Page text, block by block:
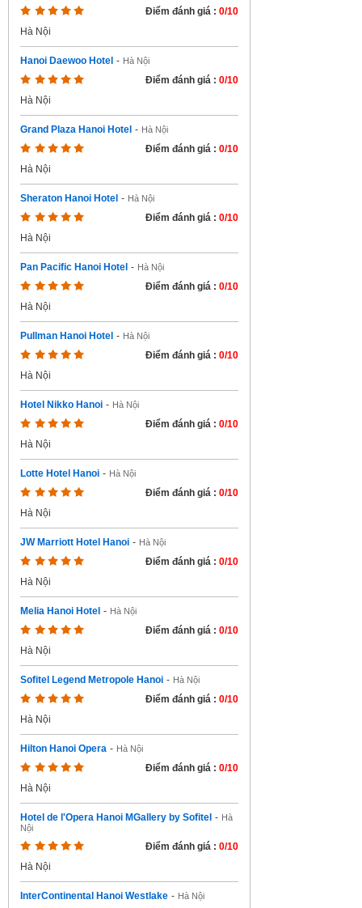
Điểm đánh giá : 0/10
Hà Nội
Hanoi Daewoo Hotel - Hà Nội
Điểm đánh giá : 0/10
Hà Nội
Grand Plaza Hanoi Hotel - Hà Nội
Điểm đánh giá : 0/10
Hà Nội
Sheraton Hanoi Hotel - Hà Nội
Điểm đánh giá : 0/10
Hà Nội
Pan Pacific Hanoi Hotel - Hà Nội
Điểm đánh giá : 0/10
Hà Nội
Pullman Hanoi Hotel - Hà Nội
Điểm đánh giá : 0/10
Hà Nội
Hotel Nikko Hanoi - Hà Nội
Điểm đánh giá : 0/10
Hà Nội
Lotte Hotel Hanoi - Hà Nội
Điểm đánh giá : 0/10
Hà Nội
JW Marriott Hotel Hanoi - Hà Nội
Điểm đánh giá : 0/10
Hà Nội
Melia Hanoi Hotel - Hà Nội
Điểm đánh giá : 0/10
Hà Nội
Sofitel Legend Metropole Hanoi - Hà Nội
Điểm đánh giá : 0/10
Hà Nội
Hilton Hanoi Opera - Hà Nội
Điểm đánh giá : 0/10
Hà Nội
Hotel de l'Opera Hanoi MGallery by Sofitel - Hà
Nội
Điểm đánh giá : 0/10
Hà Nội
InterContinental Hanoi Westlake - Hà Nội